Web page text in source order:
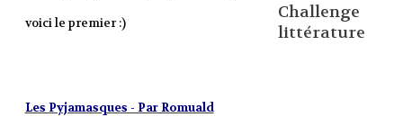
voici le premier :)
Les Pyjamasques - Par Romuald
Challenge
littérature